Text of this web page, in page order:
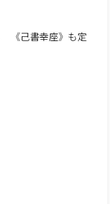
《己書幸座》も定